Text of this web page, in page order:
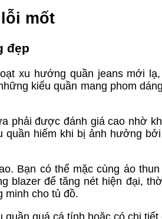
mốt
đẹp
xu hướng quần jeans mới
kiểu quần mang phom
phải được đánh giá cao nhờ
hiếm khi bị ảnh hưởng
Bạn có thể mặc cùng áo
blazer để tăng nét hiện đại,
minh cho tủ đồ.
quá cá tính hoặc có chi